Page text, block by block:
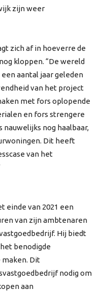
zijn weer
zich af in hoeverre de
kloppen. “De wereld
aantal jaar geleden
van het project
met fors oplopende
en fors strengere
nauwelijks nog haalbaar,
Dit heeft
van het
einde van 2021 een
van zijn ambtenaren
Hij biedt
benodigde
maken. Dit
nodig om
aan